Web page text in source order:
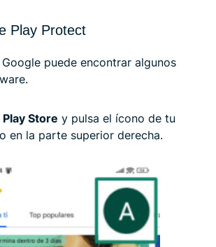
Play Protect
puede encontrar algunos
Store y pulsa el ícono de tu
en la parte superior derecha.